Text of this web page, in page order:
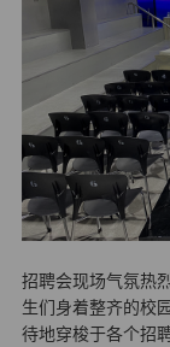
招聘会现场气氛热
生们身着整齐的校
待地穿梭于各个招